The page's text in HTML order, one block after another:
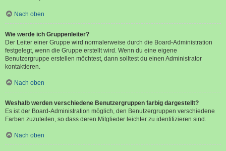
Nach oben
Wie werde ich Gruppenleiter?
Der Leiter einer Gruppe wird normalerweise durch die Board-Administration
festgelegt, wenn die Gruppe erstellt wird. Wenn du eine eigene
Benutzergruppe erstellen möchtest, dann solltest du einen Administrator
kontaktieren.
Nach oben
Weshalb werden verschiedene Benutzergruppen farbig dargestellt?
Es ist der Board-Administration möglich, den Benutzergruppen verschiedene
Farben zuzuteilen, so dass deren Mitglieder leichter zu identifizieren sind.
Nach oben